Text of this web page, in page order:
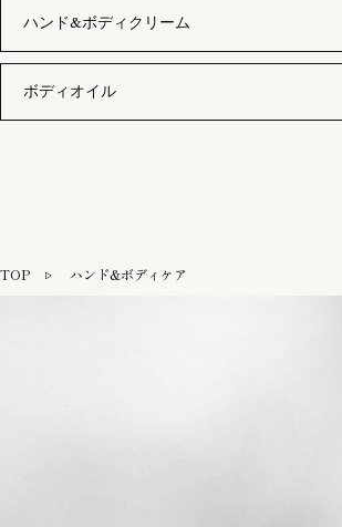
ハンド&ボディクリーム
ボディオイル
TOP ハンド&ボディケア